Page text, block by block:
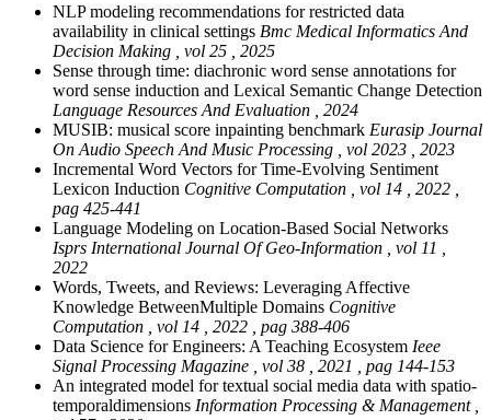
NLP modeling recommendations for restricted data
availability in clinical settings Bmc Medical Informatics And
Decision Making , vol 25 , 2025
Sense through time: diachronic word sense annotations for
word sense induction and Lexical Semantic Change Detection
Language Resources And Evaluation , 2024
MUSIB: musical score inpainting benchmark Eurasip Journal
On Audio Speech And Music Processing , vol 2023 , 2023
Incremental Word Vectors for Time-Evolving Sentiment
Lexicon Induction Cognitive Computation , vol 14 , 2022 ,
pag 425-441
Language Modeling on Location-Based Social Networks
Isprs International Journal Of Geo-Information , vol 11 ,
2022
Words, Tweets, and Reviews: Leveraging Affective
Knowledge BetweenMultiple Domains Cognitive
Computation , vol 14 , 2022 , pag 388-406
Data Science for Engineers: A Teaching Ecosystem Ieee
Signal Processing Magazine , vol 38 , 2021 , pag 144-153
An integrated model for textual social media data with spatio-
temporaldimensions Information Processing & Management ,